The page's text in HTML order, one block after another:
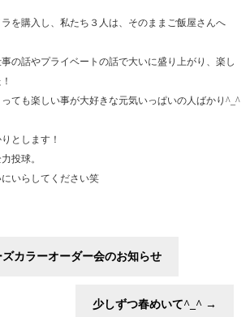
を購入し、私たち３人は、そのままご飯屋さんへ
の話やプライベートの話で大いに盛り上がり、楽し
ても楽しい事が大好きな元気いっぱいの人ばかり^_^
とします！
投球。
いらしてください笑
カラーオーダー会のお知らせ
少しずつ春めいて^_^ →